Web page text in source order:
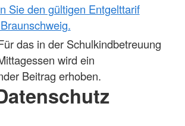
Sie den gültigen Entgelttarif
das in der Schulkindbetreuung
wird ein
Beitrag erhoben.